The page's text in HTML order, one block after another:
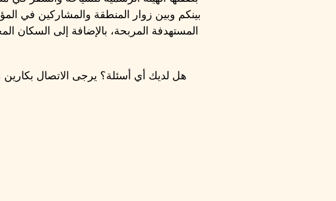
المستهدفة المربحة، بالإضافة إلى السكان
هل لديك أي أسئلة؟ يرجى الاتصال بكارين